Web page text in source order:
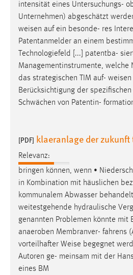
intensität eines Untersuchungs-
Unternehmen) abgeschätzt
weisen auf ein besonde- res
Patentanmelder an einem
Technologiefeld [...] patentba-
Managementinstrumente, welche
das strategischen TIM auf- weisen
Berücksichtigung der
Schwächen von Patentin-
[PDF] klaeranlage der zukunft
Relevanz:
bringen können, wenn •
in Kombination mit häuslichen
kommunalem Abwasser
weitestgehende hydraulische
genannten Problemen könnte mit
anaeroben Membranver- fahrens
vorteilhafter Weise begegnet
Autoren ge- meinsam mit der
eines BM